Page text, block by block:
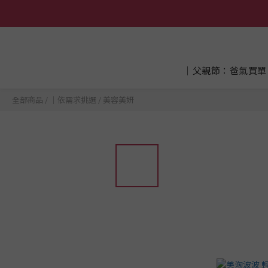
│父親節：爸氣買單
全部商品 / │依需求挑選 / 美容美妍